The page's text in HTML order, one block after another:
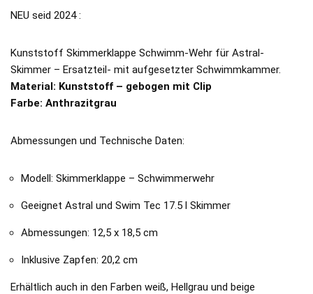
NEU seid 2024 :
Kunststoff Skimmerklappe Schwimm-Wehr für Astral-
Skimmer – Ersatzteil- mit aufgesetzter Schwimmkammer.
Material: Kunststoff – gebogen mit Clip
Farbe: Anthrazitgrau
Abmessungen und Technische Daten:
Modell: Skimmerklappe – Schwimmerwehr
Geeignet Astral und Swim Tec 17.5 l Skimmer
Abmessungen: 12,5 x 18,5 cm
Inklusive Zapfen: 20,2 cm
Erhältlich auch in den Farben weiß, Hellgrau und beige